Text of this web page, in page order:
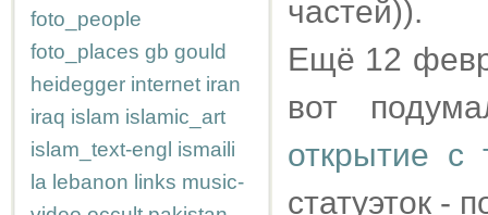
foto_people
foto_places gb gould
heidegger internet iran
iraq islam islamic_art
islam_text-engl ismaili
la lebanon links music-
частей)).
Ещё 12
вот
открытие с
статуэток -